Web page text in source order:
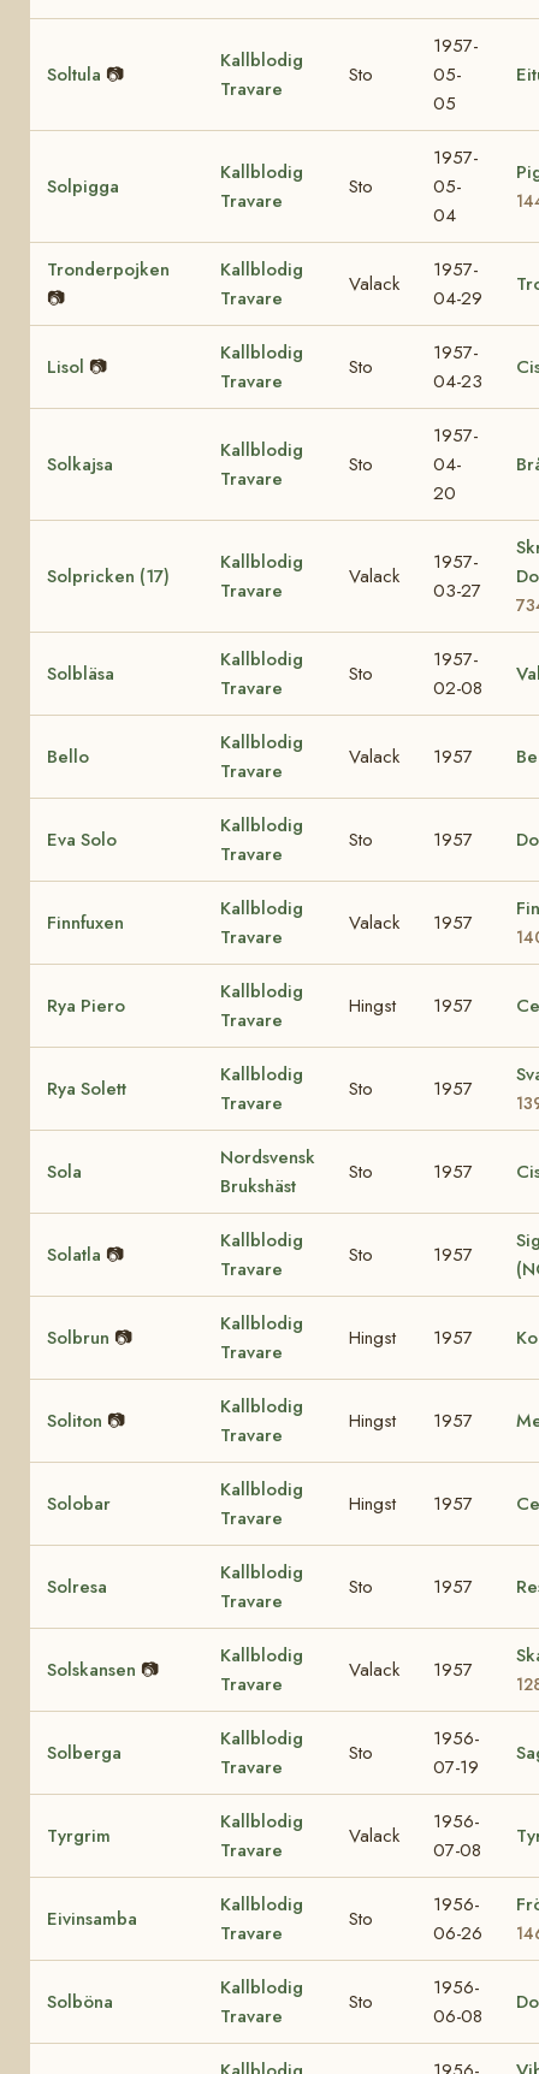
Soltula 📷
Kallblodig
Travare
Sto
1957-
05-
05
Solpigga
Kallblodig
Travare
Sto
1957-
05-
04
Tronderpojken
📷
Kallblodig
Travare
Valack
1957-
04-29
Lisol 📷
Kallblodig
Travare
Sto
1957-
04-23
Solkajsa
Kallblodig
Travare
Sto
1957-
04-
20
Solpricken (17)
Kallblodig
Travare
Valack
1957-
03-27
Solbläsa
Kallblodig
Travare
Sto
1957-
02-08
Bello
Kallblodig
Travare
Valack 1957
Eva Solo
Kallblodig
Travare
Sto 1957
Finnfuxen
Kallblodig
Travare
Valack 1957
Rya Piero
Kallblodig
Travare
Hingst 1957
Rya Solett
Kallblodig
Travare
Sto 1957
Sola
Nordsvensk
Brukshäst
Sto 1957
Solatla 📷
Kallblodig
Travare
Sto 1957
Solbrun 📷
Kallblodig
Travare
Hingst 1957
Soliton 📷
Kallblodig
Travare
Hingst 1957
Solobar
Kallblodig
Travare
Hingst 1957
Solresa
Kallblodig
Travare
Sto 1957
Solskansen 📷
Kallblodig
Travare
Valack 1957
Solberga
Kallblodig
Travare
Sto
1956-
07-19
Tyrgrim
Kallblodig
Travare
Valack
1956-
07-08
Eivinsamba
Kallblodig
Travare
Sto
1956-
06-26
Solböna
Kallblodig
Travare
Sto
1956-
06-08